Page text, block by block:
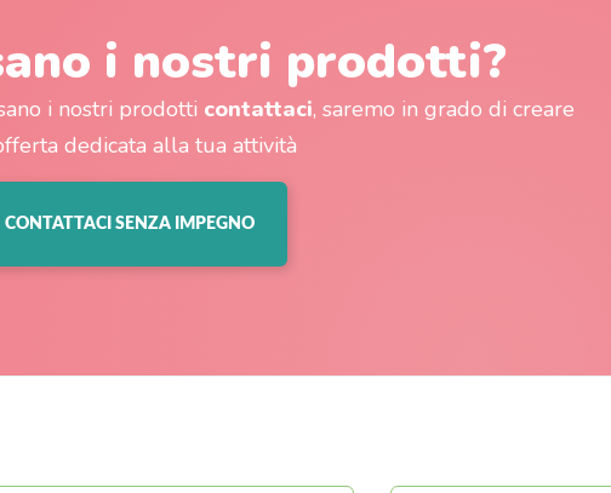
i nostri prodotti?
i nostri prodotti contattaci, saremo in grado di creare
dedicata alla tua attività
CONTATTACI SENZA IMPEGNO